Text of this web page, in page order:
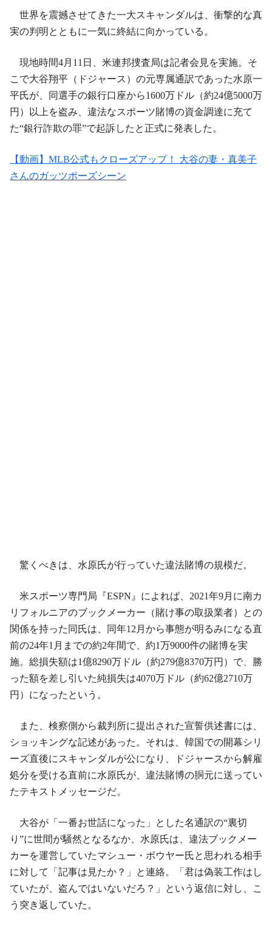
世界を震撼させてきた一大スキャンダルは、衝撃的な真
実の判明とともに一気に終結に向かっている。
現地時間4月11日、米連邦捜査局は記者会見を実施。そ
こで大谷翔平（ドジャース）の元専属通訳であった水原一
平氏が、同選手の銀行口座から1600万ドル（約24億5000万
円）以上を盗み、違法なスポーツ賭博の資金調達に充て
た“銀行詐欺の罪”で起訴したと正式に発表した。
【動画】MLB公式もクローズアップ！ 大谷の妻・真美子
さんのガッツポーズシーン
驚くべきは、水原氏が行っていた違法賭博の規模だ。
米スポーツ専門局『ESPN』によれば、2021年9月に南カ
リフォルニアのブックメーカー（賭け事の取扱業者）との
関係を持った同氏は、同年12月から事態が明るみになる直
前の24年1月までの約2年間で、約1万9000件の賭博を実
施。総損失額は1億8290万ドル（約279億8370万円）で、勝
った額を差し引いた純損失は4070万ドル（約62億2710万
円）になったという。
また、検察側から裁判所に提出された宣誓供述書には、
ショッキングな記述があった。それは、韓国での開幕シリ
ーズ直後にスキャンダルが公になり、ドジャースから解雇
処分を受ける直前に水原氏が、違法賭博の胴元に送ってい
たテキストメッセージだ。
大谷が「一番お世話になった」とした名通訳の“裏切
り”に世間が騒然となるなか、水原氏は、違法ブックメー
カーを運営していたマシュー・ボウヤー氏と思われる相手
に対して「記事は見たか？」と連絡。「君は偽装工作はし
ていたが、盗んではいないだろ？」という返信に対し、こ
う突き返していた。